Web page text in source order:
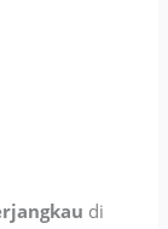
di